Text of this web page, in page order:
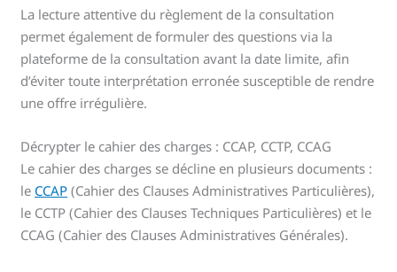
La lecture attentive du règlement de la consultation
permet également de formuler des questions via la
plateforme de la consultation avant la date limite, afin
d’éviter toute interprétation erronée susceptible de rendre
une offre irrégulière.
Décrypter le cahier des charges : CCAP, CCTP, CCAG
Le cahier des charges se décline en plusieurs documents :
le CCAP (Cahier des Clauses Administratives Particulières),
le CCTP (Cahier des Clauses Techniques Particulières) et le
CCAG (Cahier des Clauses Administratives Générales).